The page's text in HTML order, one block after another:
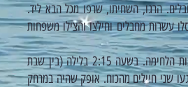
הרגו, השחיתו, שרפו מכל הבא ליד.
עשרות מחבלים וחילצו והצילו משפחות
אופק נלחם בגבורה ואף טיפל במספר פצועים במהלך כל שעות הלחימה. בשעה 2:15 בלילה (בין שבת
נפגעו שני חיילים מהכוח. אופק שהיה במרחק